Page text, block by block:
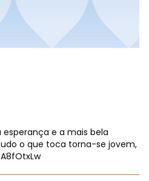
esperança e a mais bela
o que toca torna-se jovem,